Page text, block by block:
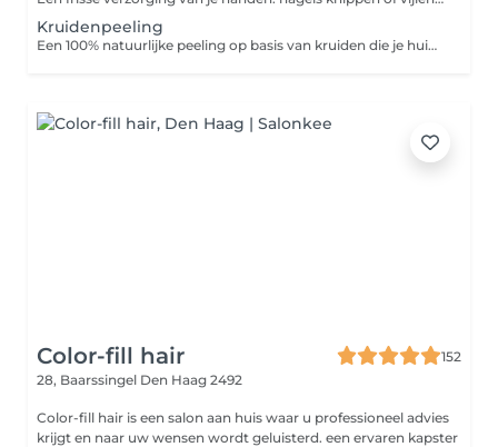
Kruidenpeeling
Een 100% natuurlijke peeling op basis van kruiden die je huid die reinigen en vernieuwt. Ideaal voor pigmentvlekken, acne, fijne lijntjes en een doffe huid.
Color-fill hair
152
28, Baarssingel Den Haag 2492
Color-fill hair is een salon aan huis waar u professioneel advies
krijgt en naar uw wensen wordt geluisterd. een ervaren kapster